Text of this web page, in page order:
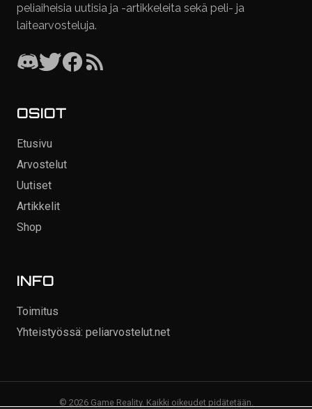
peliaiheisia uutisia ja -artikkeleita sekä peli- ja
laitearvosteluja.
OSIOT
Etusivu
Arvostelut
Uutiset
Artikkelit
Shop
INFO
Toimitus
Yhteistyössä: peliarvostelut.net
© 2026 Game Reality. Kaikki oikeudet pidätetään.